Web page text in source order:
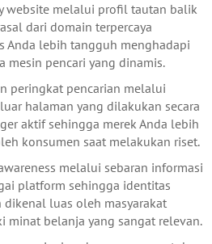
website melalui profil tautan balik
dari domain terpercaya
Anda lebih tangguh menghadapi
mesin pencari yang dinamis.
peringkat pencarian melalui
halaman yang dilakukan secara
aktif sehingga merek Anda lebih
konsumen saat melakukan riset.
melalui sebaran informasi
platform sehingga identitas
dikenal luas oleh masyarakat
minat belanja yang sangat relevan.